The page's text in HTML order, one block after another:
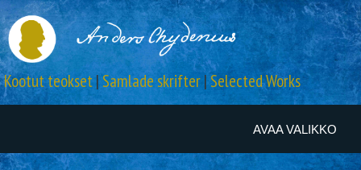
AVAA VALIKKO
Kootut teokset|Samlade skrifter|Selected Works